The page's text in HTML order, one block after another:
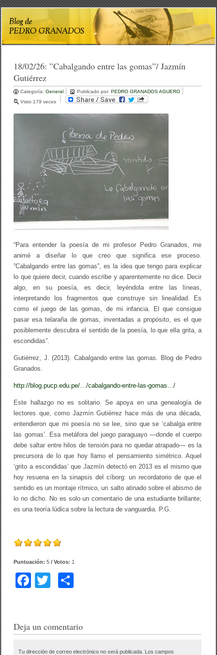
18/02/26:”Cabalgando entre las gomas”/ Jazmín
Gutiérrez
Categoría:General Publicado por:PEDRO GRANADOS AGUERO
Visto:179 veces
“Para entender la poesía de mi profesor Pedro Granados, me
animé a diseñar lo que creo que significa ese proceso.
”Cabalgando entre las gomas”, es la idea que tengo para explicar
lo que quiere decir, cuando escribe y aparentemente no dice. Decir
algo, en su poesía, es decir, leyéndola entre las líneas,
interpretando los fragmentos que construye sin linealidad. Es
como el juego de las gomas, de mi infancia. El que consigue
pasar esa telaraña de gomas, inventadas a propósito, es el que
posiblemente descubra el sentido de la poesía, lo que ella grita, a
escondidas”.
Gutiérrez, J. (2013). Cabalgando entre las gomas. Blog de Pedro
Granados.
http://blog.pucp.edu.pe/…/cabalgando-entre-las-gomas…/
Este hallazgo no es solitario. Se apoya en una genealogía de
lectores que, como Jazmín Gutiérrez hace más de una década,
entendieron que mi poesía no se lee, sino que se ‘cabalga entre
las gomas’. Esa metáfora del juego paraguayo —donde el cuerpo
debe saltar entre hilos de tensión para no quedar atrapado— es la
precursora de lo que hoy llamo el pensamiento simétrico. Aquel
‘grito a escondidas’ que Jazmín detectó en 2013 es el mismo que
hoy resuena en la sinapsis del cíborg: un recordatorio de que el
sentido es un montaje rítmico, un salto atinado sobre el abismo de
lo no dicho. No es solo un comentario de una estudiante brillante;
es una teoría lúdica sobre la lectura de vanguardia. P.G.
Puntuación:5 / Votos: 1
F
e
er p
Deja un comentario
Tu dirección de correo electrónico no será publicada. Los campos